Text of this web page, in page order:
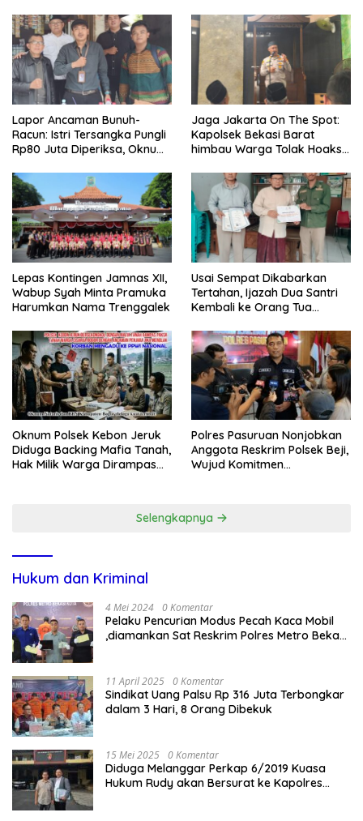
Lapor Ancaman Bunuh-
Racun: Istri Tersangka Pungli
Rp80 Juta Diperiksa, Oknum
Disdagperin
Jaga Jakarta On The Spot:
Kapolsek Bekasi Barat
himbau Warga Tolak Hoaks
Sholat Jumat
Lepas Kontingen Jamnas XII,
Wabup Syah Minta Pramuka
Harumkan Nama Trenggalek
Usai Sempat Dikabarkan
Tertahan, Ijazah Dua Santri
Kembali ke Orang Tua
Oknum Polsek Kebon Jeruk
Diduga Backing Mafia Tanah,
Hak Milik Warga Dirampas
Polres Pasuruan Nonjobkan
Anggota Reskrim Polsek Beji,
Wujud Komitmen
Selengkapnya
Hukum dan Kriminal
4 Mei 2024 0 Komentar
Pelaku Pencurian Modus Pecah Kaca Mobil
,diamankan Sat Reskrim Polres Metro Bekasi
11 April 2025 0 Komentar
Sindikat Uang Palsu Rp 316 Juta Terbongkar
dalam 3 Hari, 8 Orang Dibekuk
15 Mei 2025 0 Komentar
Diduga Melanggar Perkap 6/2019 Kuasa
Hukum Rudy akan Bersurat ke Kapolres